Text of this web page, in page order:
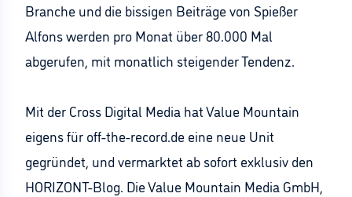
Branche und die bissigen Beiträge von Spießer
Alfons werden pro Monat über 80.000 Mal
abgerufen, mit monatlich steigender Tendenz.
Mit der Cross Digital Media hat Value Mountain
eigens für off-the-record.de eine neue Unit
gegründet, und vermarktet ab sofort exklusiv den
HORIZONT-Blog. Die Value Mountain Media GmbH,